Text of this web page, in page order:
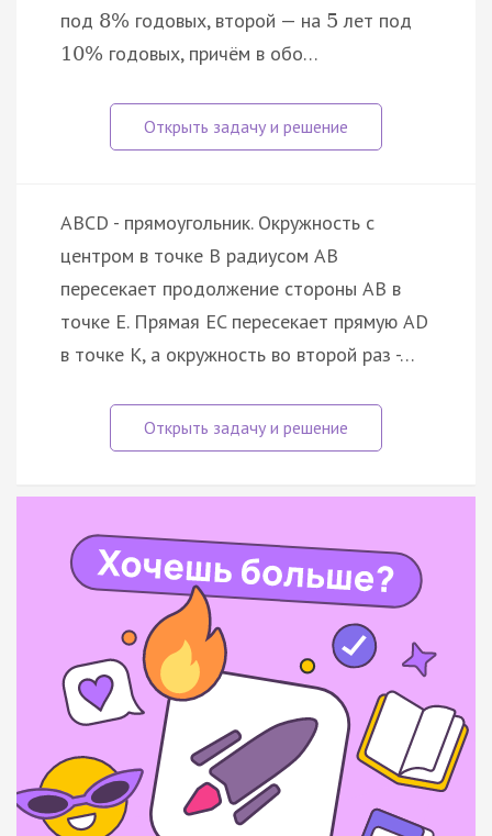
под 8% годовых, второй — на 5 лет под
10% годовых, причём в обо…
ABCD - прямоугольник. Окружность с
центром в точке B радиусом AB
пересекает продолжение стороны AB в
точке E. Прямая EC пересекает прямую AD
в точке K, а окружность во второй раз -…